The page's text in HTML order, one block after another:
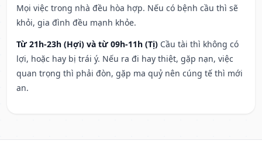
Mọi việc trong nhà đều hòa hợp. Nếu có bệnh cầu thì sẽ
khỏi, gia đình đều mạnh khỏe.
Từ 21h-23h (Hợi) và từ 09h-11h (Tị) Cầu tài thì không có
lợi, hoặc hay bị trái ý. Nếu ra đi hay thiệt, gặp nạn, việc
quan trọng thì phải đòn, gặp ma quỷ nên cúng tế thì mới
an.